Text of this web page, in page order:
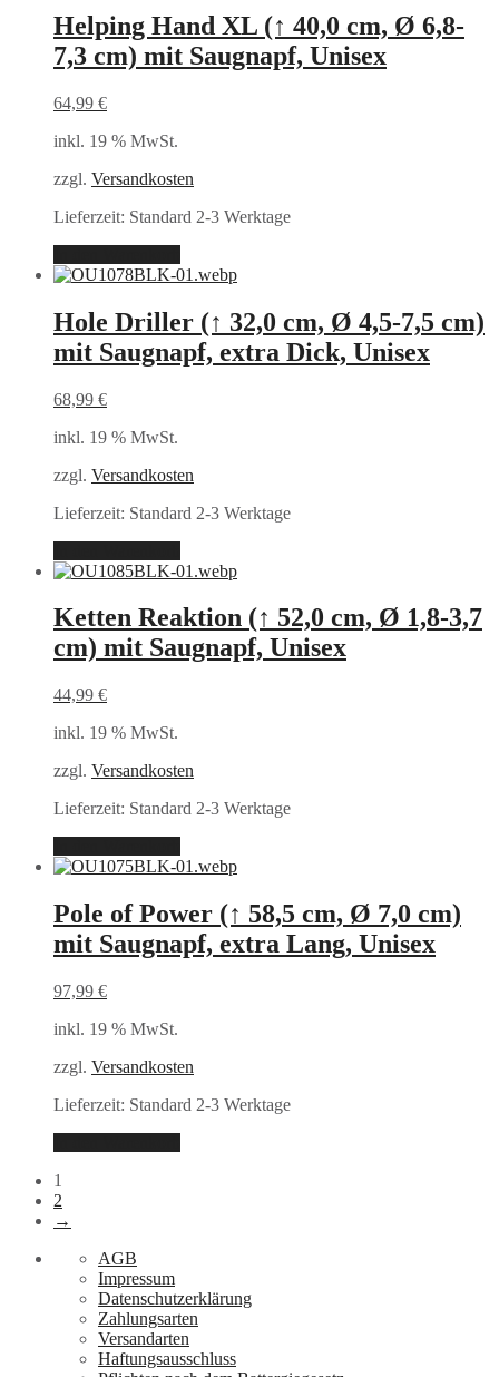
Helping Hand XL (↑ 40,0 cm, Ø 6,8-
7,3 cm) mit Saugnapf, Unisex
64,99 €
inkl. 19 % MwSt.
zzgl. Versandkosten
Lieferzeit: Standard 2-3 Werktage
Hole Driller (↑ 32,0 cm, Ø 4,5-7,5 cm)
mit Saugnapf, extra Dick, Unisex
68,99 €
inkl. 19 % MwSt.
zzgl. Versandkosten
Lieferzeit: Standard 2-3 Werktage
Ketten Reaktion (↑ 52,0 cm, Ø 1,8-3,7
cm) mit Saugnapf, Unisex
44,99 €
inkl. 19 % MwSt.
zzgl. Versandkosten
Lieferzeit: Standard 2-3 Werktage
Pole of Power (↑ 58,5 cm, Ø 7,0 cm)
mit Saugnapf, extra Lang, Unisex
97,99 €
inkl. 19 % MwSt.
zzgl. Versandkosten
Lieferzeit: Standard 2-3 Werktage
1
2
→
AGB
Impressum
Datenschutzerklärung
Zahlungsarten
Versandarten
Haftungsausschluss